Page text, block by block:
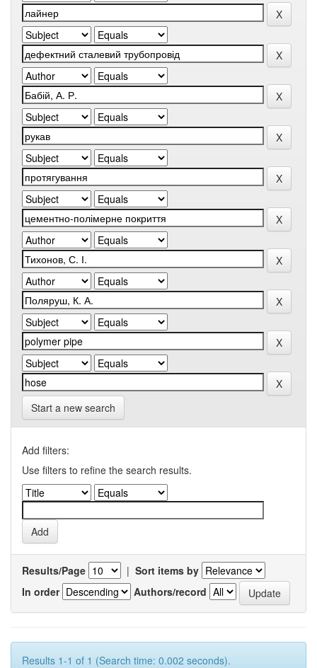
Start a new search
Add filters:
Use filters to refine the search results.
Results/Page | Sort items by
In order
Authors/record
Results 1-1 of 1 (Search time: 0.002 seconds).